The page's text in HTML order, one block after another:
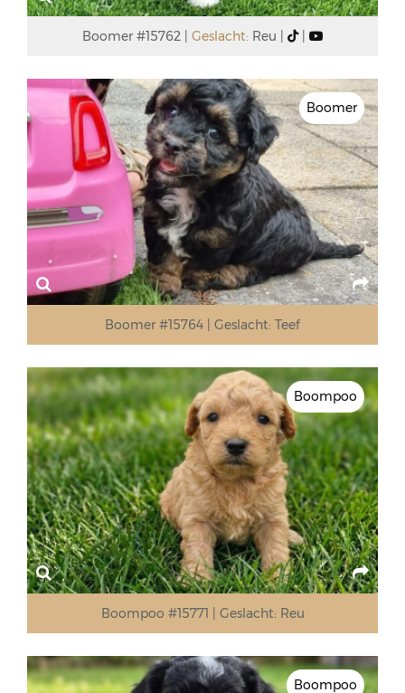
Boomer #15762 Geslacht: Reu
Boomer
Boomer #15764 Geslacht: Teef
Boompoo
Boompoo #15771 Geslacht: Reu
Boompoo